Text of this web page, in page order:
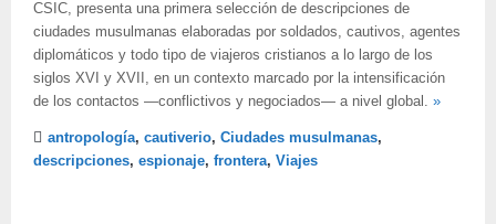
CSIC, presenta una primera selección de descripciones de
ciudades musulmanas elaboradas por soldados, cautivos, agentes
diplomáticos y todo tipo de viajeros cristianos a lo largo de los
siglos XVI y XVII, en un contexto marcado por la intensificación
de los contactos —conflictivos y negociados— a nivel global. »
antropología, cautiverio, Ciudades musulmanas,
descripciones, espionaje, frontera, Viajes